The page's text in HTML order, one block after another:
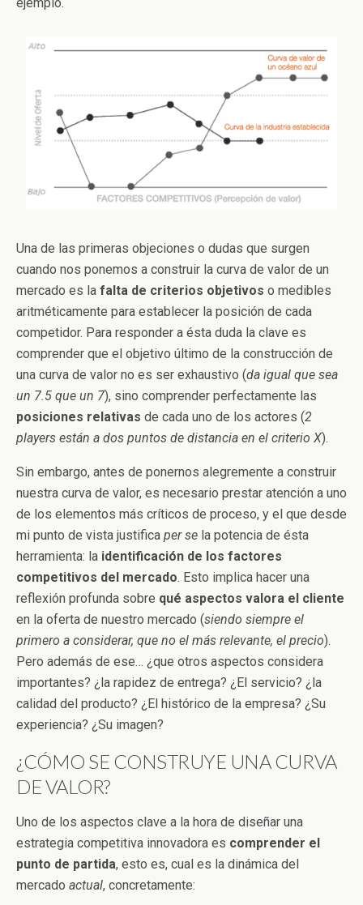
Una de las primeras objeciones o dudas que surgen
cuando nos ponemos a construir la curva de valor de un
mercado es la falta de criterios objetivos o medibles
aritméticamente para establecer la posición de cada
competidor. Para responder a ésta duda la clave es
comprender que el objetivo último de la construcción de
una curva de valor no es ser exhaustivo (da igual que sea
un 7.5 que un 7), sino comprender perfectamente las
posiciones relativas de cada uno de los actores (2
players están a dos puntos de distancia en el criterio X).
Sin embargo, antes de ponernos alegremente a construir
nuestra curva de valor, es necesario prestar atención a uno
de los elementos más críticos de proceso, y el que desde
mi punto de vista justifica per se la potencia de ésta
herramienta: la identificación de los factores
competitivos del mercado. Esto implica hacer una
reflexión profunda sobre qué aspectos valora el cliente
en la oferta de nuestro mercado (siendo siempre el
primero a considerar, que no el más relevante, el precio).
Pero además de ese… ¿que otros aspectos considera
importantes? ¿la rapidez de entrega? ¿El servicio? ¿la
calidad del producto? ¿El histórico de la empresa? ¿Su
experiencia? ¿Su imagen?
¿CÓMO SE CONSTRUYE UNA CURVA
DE VALOR?
Uno de los aspectos clave a la hora de diseñar una
estrategia competitiva innovadora es comprender el
punto de partida, esto es, cual es la dinámica del
mercado actual, concretamente: